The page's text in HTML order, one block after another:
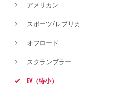
アメリカン
スポーツ/レプリカ
オフロード
スクランブラー
EV（特小）